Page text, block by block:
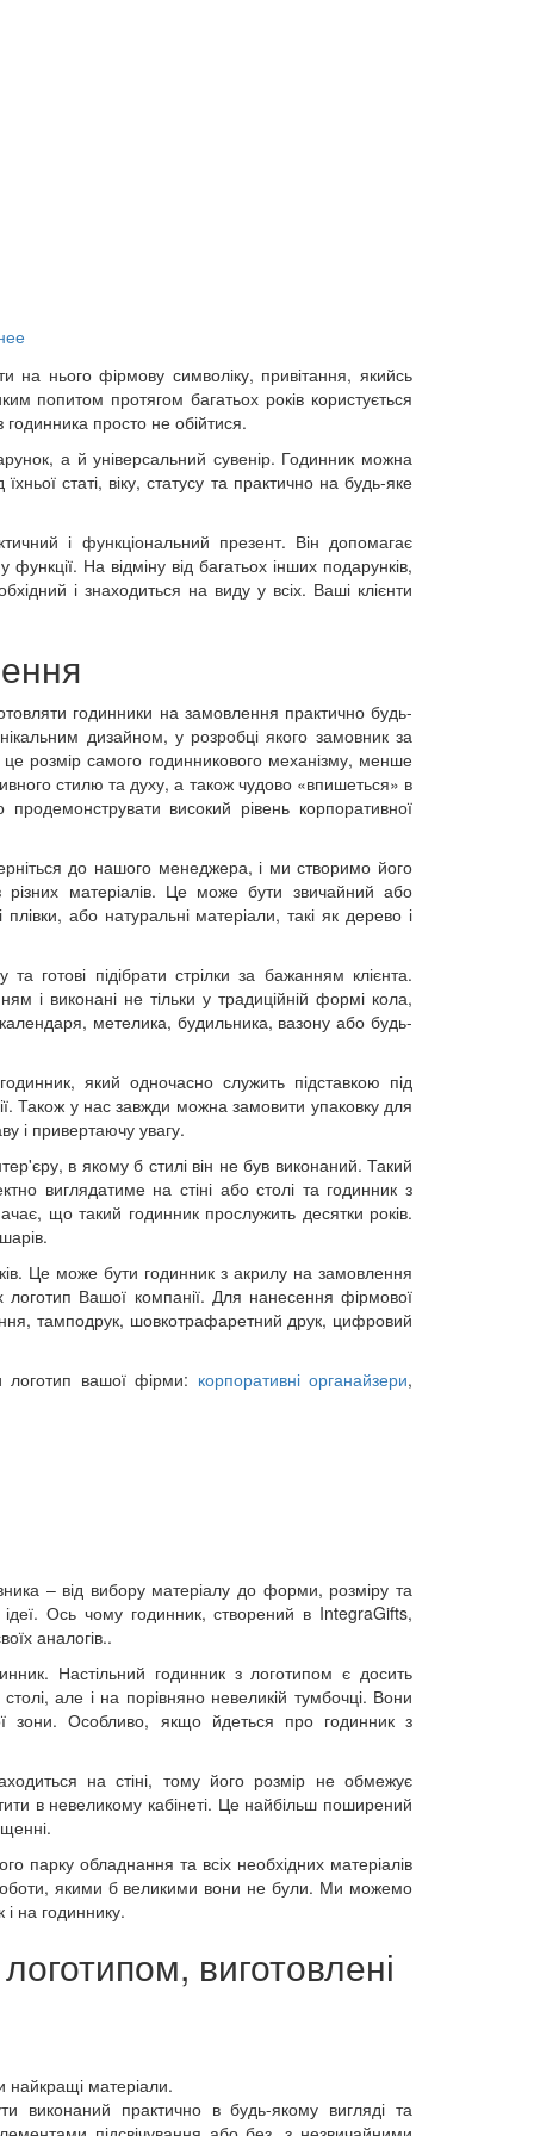
на нього фірмову символіку, привітання, якийсь
попитом протягом багатьох років користується
просто не обійтися.
а й універсальний сувенір. Годинник можна
статі, віку, статусу та практично на будь-яке
і функціональний презент. Він допомагає
На відміну від багатьох інших подарунків,
і знаходиться на виду у всіх. Ваші клієнти
годинники на замовлення практично будь-
дизайном, у розробці якого замовник за
розмір самого годинникового механізму, менше
стилю та духу, а також чудово «впишеться» в
високий рівень корпоративної
до нашого менеджера, і ми створимо його
матеріалів. Це може бути звичайний або
або натуральні матеріали, такі як дерево і
готові підібрати стрілки за бажанням клієнта.
і виконані не тільки у традиційній формі кола,
метелика, будильника, вазону або будь-
який одночасно служить підставкою під
Також у нас завжди можна замовити упаковку для
і привертаючу увагу.
в якому б стилі він не був виконаний. Такий
виглядатиме на стіні або столі та годинник з
що такий годинник прослужить десятки років.
Це може бути годинник з акрилу на замовлення
Вашої компанії. Для нанесення фірмової
тамподрук, шовкотрафаретний друк, цифровий
логотип вашої фірми: корпоративні органайзери,
– від вибору матеріалу до форми, розміру та
ідеї. Ось чому годинник, створений в IntegraGifts,
аналогів..
Настільний годинник з логотипом є досить
але і на порівняно невеликій тумбочці. Вони
зони. Особливо, якщо йдеться про годинник з
на стіні, тому його розмір не обмежує
в невеликому кабінеті. Це найбільш поширений
парку обладнання та всіх необхідних матеріалів
якими б великими вони не були. Ми можемо
і на годиннику.
виготовлені
найкращі матеріали.
виконаний практично в будь-якому вигляді та